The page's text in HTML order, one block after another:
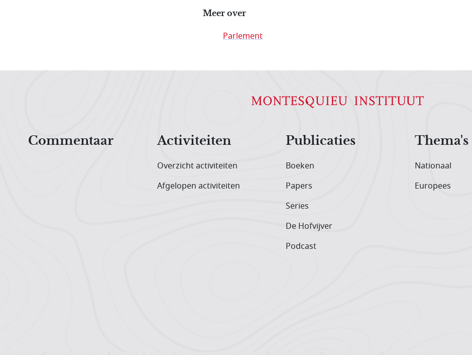
Meer over
Parlement
Commentaar
Activiteiten
Overzicht activiteiten
Afgelopen activiteiten
Publicaties
Boeken
Papers
Series
De Hofvijver
Podcast
Thema's
Nationaal
Europees